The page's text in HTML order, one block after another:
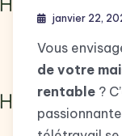
janvier 22,
Vous
de votre
rentable ?